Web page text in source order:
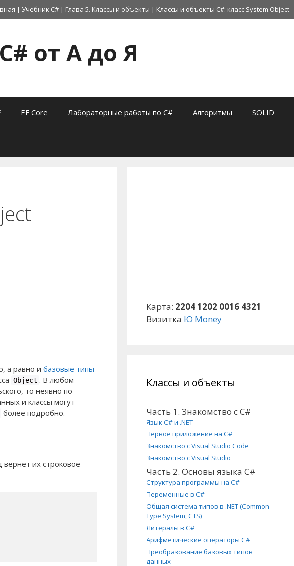
| Учебник C# | Глава 5. Классы и объекты | Классы и объекты C#: класс System.Object
от А до Я
EF Core Лабораторные работы по C# Алгоритмы SOLID
а равно и базовые типы
Object . В любом
то неявно по
и классы могут
более подробно.
вернет их строковое
Карта: 2204 1202 0016 4321
Визитка Ю Money
Классы и объекты
Часть 1. Знакомство с C#
Язык C# и .NET
Первое приложение на C#
Знакомство с Visual Studio Code
Знакомство с Visual Studio
Часть 2. Основы языка C#
Структура программы на C#
Переменные в C#
Общая система типов в .NET (Common
Type System, CTS)
Литералы в C#
Арифметические операторы C#
Преобразование базовых типов
данных